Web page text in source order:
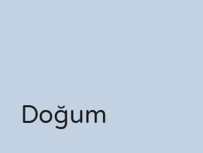
Doğum